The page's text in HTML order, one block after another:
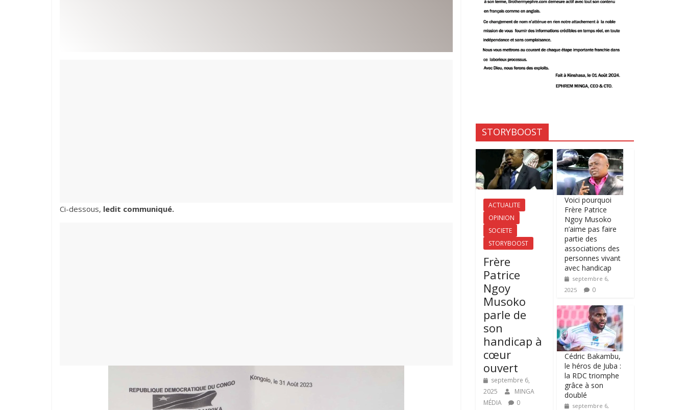
Ci-dessous, ledit communiqué.
STORYBOOST
ACTUALITE
OPINION
SOCIETE
STORYBOOST
Frère
Patrice
Ngoy
Musoko
parle de
son
handicap à
cœur
ouvert
septembre 6,
2025
MINGA
MÉDIA
0
Voici pourquoi
Frère Patrice
Ngoy Musoko
n’aime pas faire
partie des
associations des
personnes vivant
avec handicap
septembre 6,
2025
0
Cédric Bakambu,
le héros de Juba :
la RDC triomphe
grâce à son
doublé
septembre 6,